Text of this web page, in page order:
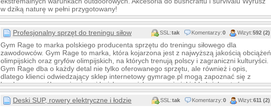
w dziką naturę w pełni przygotowany!
Profesjonalny sprzęt do treningu siłowego SSL:tak Komentarzy:0 Wizyt:592 (2)
Gym Rage to marka polskiego producenta sprzętu do treningu siłowego dla
zawodowców. Gym Rage to marka, która kojarzona jest z najwyższą jakością obciążeń
olimpijskich oraz gryfów olimpijskich, na których trenują polscy i zagraniczni kulturyści.
Gym Rage dba o każdy detal nie tylko oferowanego sprzętu, ale również i opis,
dlatego klienci odwiedzający sklep internetowy gymrage.pl mogą zapoznać się z
bardzo szczegółowymi opisami każdego z nich, a w razie jakichkolwiek pytań, mogą
zadać pytanie obsłudze sklepu.
Deski SUP, rowery elektryczne i łodzie RIB SSL:tak Komentarzy:0 Wizyt:611 (2)